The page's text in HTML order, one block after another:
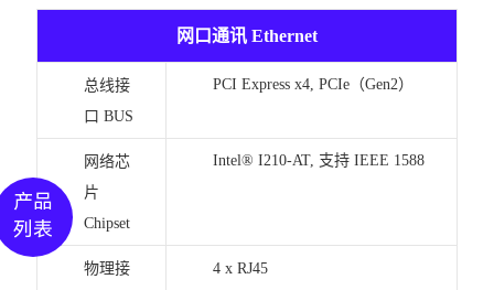
网口通讯 Ethernet
总线接
口 BUS
PCI Express x4, PCIe（Gen2）
网络芯
片
Chipset
Intel® I210-AT, 支持 IEEE 1588
物理接
4 x RJ45
产品
列表